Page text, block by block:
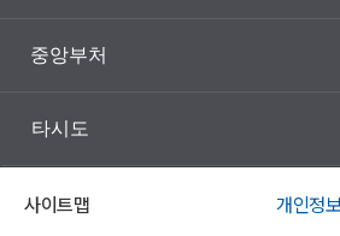
중앙부처
타시도
사이트맵
개인정